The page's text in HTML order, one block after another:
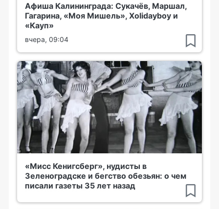
Афиша Калининграда: Сукачёв, Маршал,
Гагарина, «Моя Мишель», Xolidayboy и
«Кауп»
вчера, 09:04
«Мисс Кенигсберг», нудисты в
Зеленоградске и бегство обезьян: о чем
писали газеты 35 лет назад